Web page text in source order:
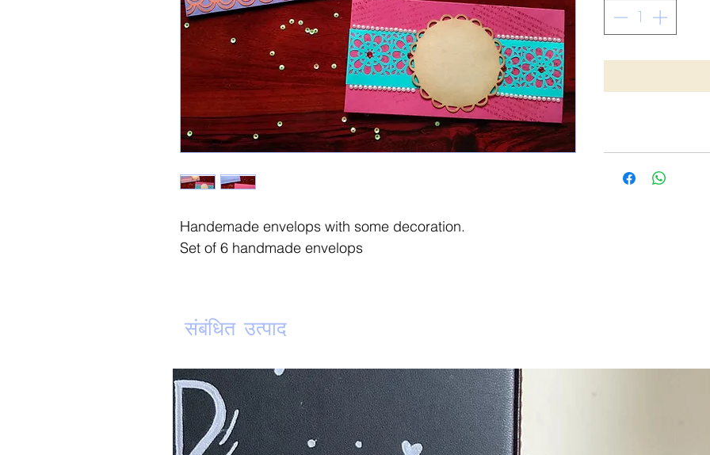
Handemade envelops with some decoration.
Set of 6 handmade envelops
संबंधित उत्पाद